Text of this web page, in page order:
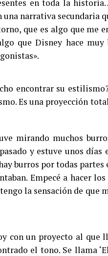
en toda la
narrativa secundaria
que es algo que me
que Disney hace muy
encontrar su
Es una proyección
mirando muchos
y estuve unos días
burros por todas partes
Empecé a hacer
la sensación de que
con un proyecto al que
el tono. Se llama